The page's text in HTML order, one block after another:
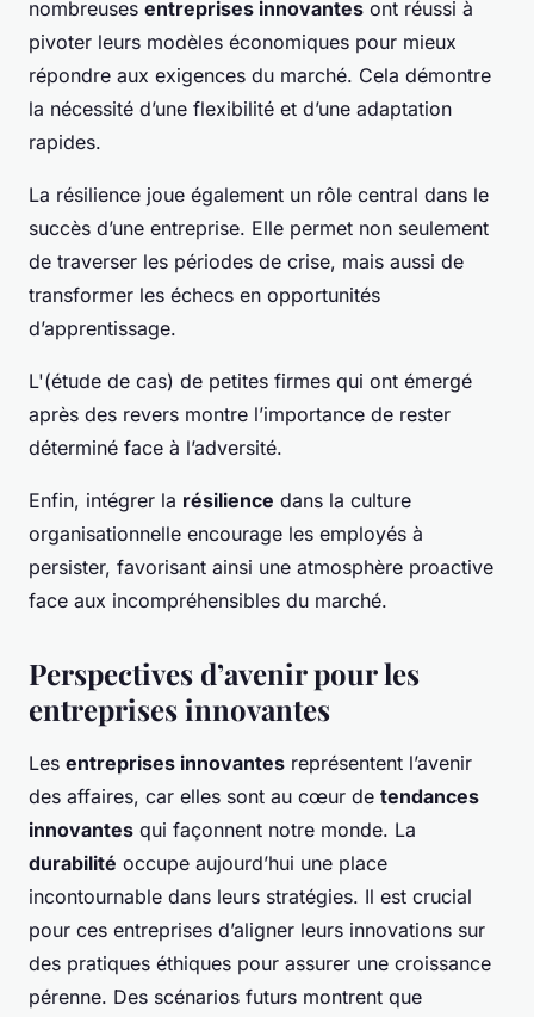
nombreuses entreprises innovantes ont réussi à
pivoter leurs modèles économiques pour mieux
répondre aux exigences du marché. Cela démontre
la nécessité d’une flexibilité et d’une adaptation
rapides.
La résilience joue également un rôle central dans le
succès d’une entreprise. Elle permet non seulement
de traverser les périodes de crise, mais aussi de
transformer les échecs en opportunités
d’apprentissage.
L'(étude de cas) de petites firmes qui ont émergé
après des revers montre l’importance de rester
déterminé face à l’adversité.
Enfin, intégrer la résilience dans la culture
organisationnelle encourage les employés à
persister, favorisant ainsi une atmosphère proactive
face aux incompréhensibles du marché.
Perspectives d’avenir pour les
entreprises innovantes
Les entreprises innovantes représentent l’avenir
des affaires, car elles sont au cœur de tendances
innovantes qui façonnent notre monde. La
durabilité occupe aujourd’hui une place
incontournable dans leurs stratégies. Il est crucial
pour ces entreprises d’aligner leurs innovations sur
des pratiques éthiques pour assurer une croissance
pérenne. Des scénarios futurs montrent que